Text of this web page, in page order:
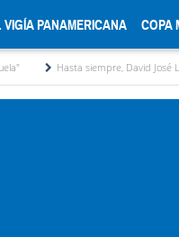
VIGÍA PANAMERICANA COPA
David José Lanz: una vida